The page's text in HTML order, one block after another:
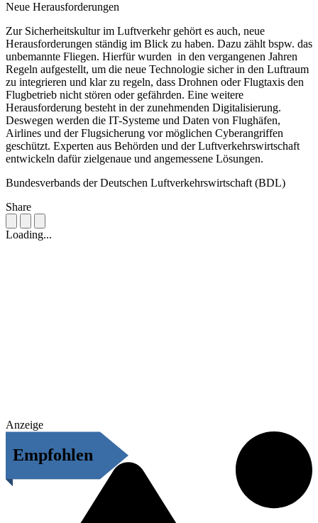
Neue Herausforderungen
Zur Sicherheitskultur im Luftverkehr gehört es auch, neue
Herausforderungen ständig im Blick zu haben. Dazu zählt bspw. das
unbemannte Fliegen. Hierfür wurden in den vergangenen Jahren
Regeln aufgestellt, um die neue Technologie sicher in den Luftraum
zu integrieren und klar zu regeln, dass Drohnen oder Flugtaxis den
Flugbetrieb nicht stören oder gefährden. Eine weitere
Herausforderung besteht in der zunehmenden Digitalisierung.
Deswegen werden die IT-Systeme und Daten von Flughäfen,
Airlines und der Flugsicherung vor möglichen Cyberangriffen
geschützt. Experten aus Behörden und der Luftverkehrswirtschaft
entwickeln dafür zielgenaue und angemessene Lösungen.
Bundesverbands der Deutschen Luftverkehrswirtschaft (BDL)
Share
Loading...
Anzeige
Empfohlen